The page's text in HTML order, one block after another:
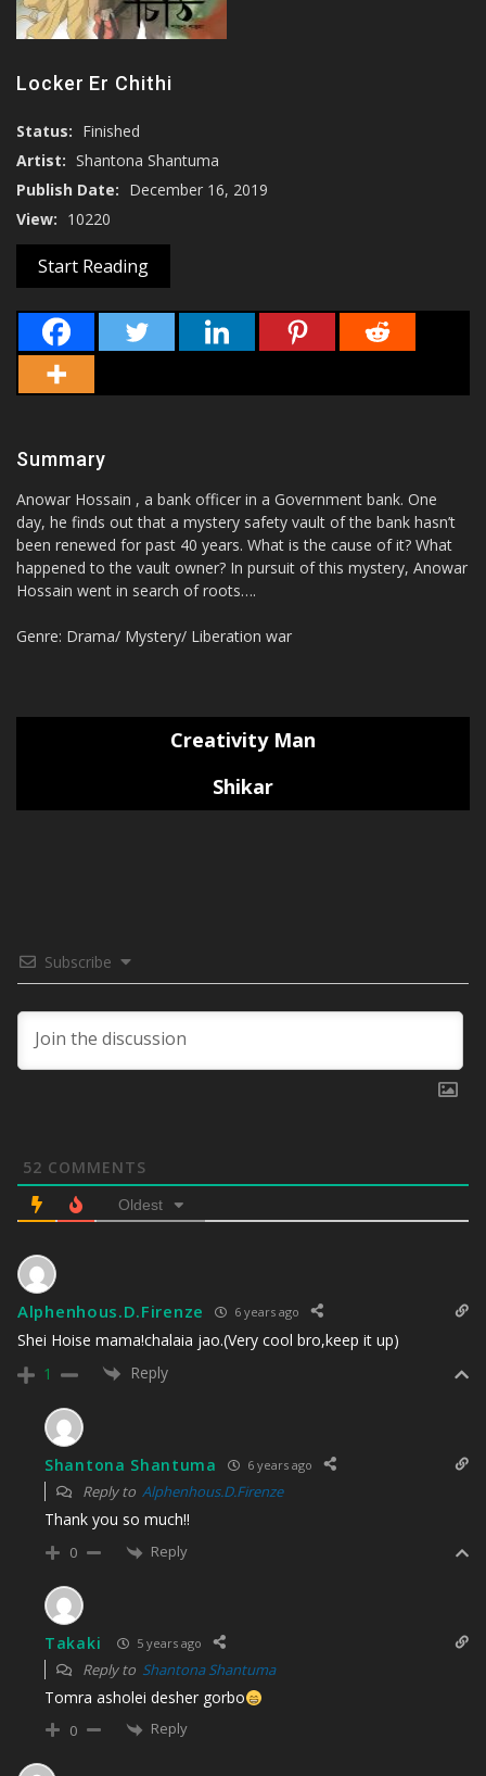
Locker Er Chithi
Status: Finished
Artist: Shantona Shantuma
Publish Date: December 16, 2019
View: 10220
Start Reading
Summary
Anowar Hossain , a bank officer in a Government bank. One
day, he finds out that a mystery safety vault of the bank hasn’t
been renewed for past 40 years. What is the cause of it? What
happened to the vault owner? In pursuit of this mystery, Anowar
Hossain went in search of roots….
Genre: Drama/ Mystery/ Liberation war
Creativity Man
Shikar
Subscribe
52 COMMENTS
Oldest
Alphenhous.D.Firenze 6 years ago
Shei Hoise mama!chalaia jao.(Very cool bro,keep it up)
1
Reply
Shantona Shantuma 6 years ago
Reply to Alphenhous.D.Firenze
Thank you so much!!
0 Reply
Takaki 5 years ago
Reply to Shantona Shantuma
Tomra asholei desher gorbo
0 Reply